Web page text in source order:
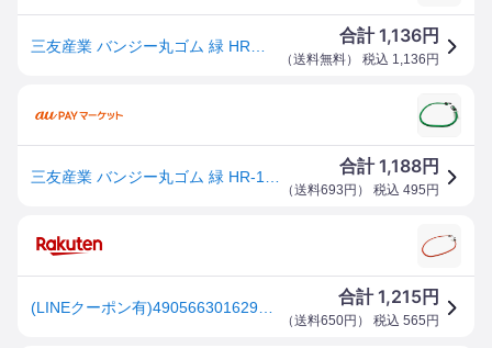
合計1,136円
（送料無料） 税込 1,136 円
合計1,188円
（送料693円 ） 税込 495 円
合計1,215円
（送料650円 ） 税込 565 円